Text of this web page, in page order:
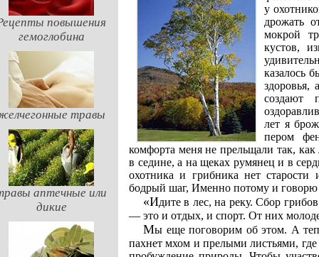
повышения
гемоглобина
травы
аптечные или
дикие
у
дрожать
мокрой
кустов,
казалось
здоровья,
создают
лет я
пером
комфорта меня не прельщали так,
в седине, а на щеках румянец и в
охотника и грибника нет старости
бодрый шаг, Именно потому и
«Идите в лес, на реку. Сбор грибов и ягод, охота и рыбалка, просто туристская прогулка
— это и отдых, и спорт. От них
Мы еще поговорим об этом. А теперь — в лес, где царит таинственный полумрак, где
пахнет мхом и прелыми листьями,